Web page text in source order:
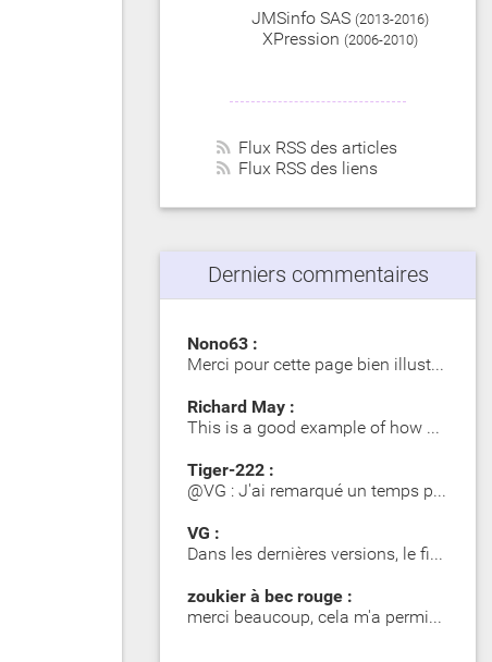
JMSinfo SAS (2013-2016)
XPression (2006-2010)
Flux RSS des articles
Flux RSS des liens
Derniers commentaires
Nono63 :
Merci pour cette page bien illustrée. Les Girelle Paon obs…
Richard May :
This is a good example of how SIP significantly impacts dy…
Tiger-222 :
@VG : J'ai remarqué un temps plus long lors du premier mot…
VG :
Dans les dernières versions, le fichier zip contient des d…
zoukier à bec rouge :
merci beaucoup, cela m'a permis d'identifier des poisson o…